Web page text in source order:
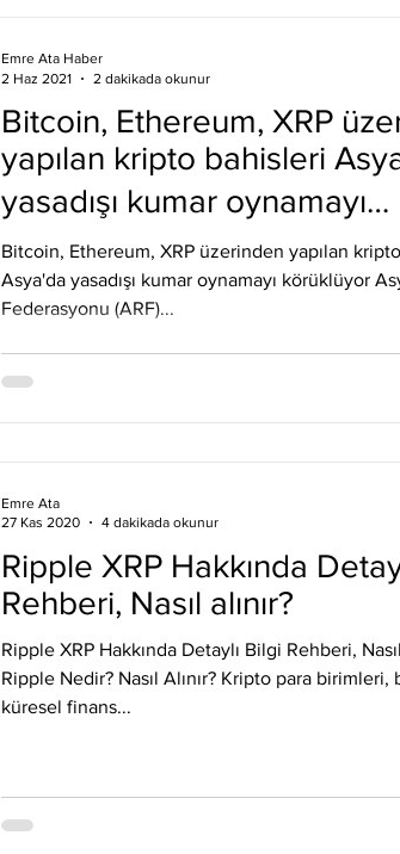
Bitcoin, Ethereum, XRP
yapılan kripto bahisleri
yasadışı kumar oynamayı
körüklüyor
Bitcoin, Ethereum, XRP üzerinden yapılan
Asya'da yasadışı kumar oynamayı körüklüyor
Federasyonu (ARF)...
Emre Ata Haber
2 Haz 2021
2 dakikada okunur
Ripple XRP Hakkında
Rehberi, Nasıl alınır?
Ripple XRP Hakkında Detaylı Bilgi Rehberi, Nasıl
Ripple Nedir? Nasıl Alınır? Kripto para birimleri,
küresel finans...
Emre Ata
27 Kas 2020
4 dakikada okunur